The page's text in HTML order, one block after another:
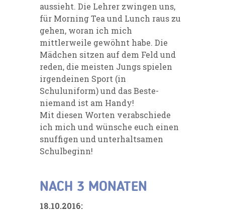
aussieht. Die Lehrer zwingen uns,
für Morning Tea und Lunch raus zu
gehen, woran ich mich
mittlerweile gewöhnt habe. Die
Mädchen sitzen auf dem Feld und
reden, die meisten Jungs spielen
irgendeinen Sport (in
Schuluniform) und das Beste-
niemand ist am Handy!
Mit diesen Worten verabschiede
ich mich und wünsche euch einen
snuffigen und unterhaltsamen
Schulbeginn!
NACH 3 MONATEN
18.10.2016: